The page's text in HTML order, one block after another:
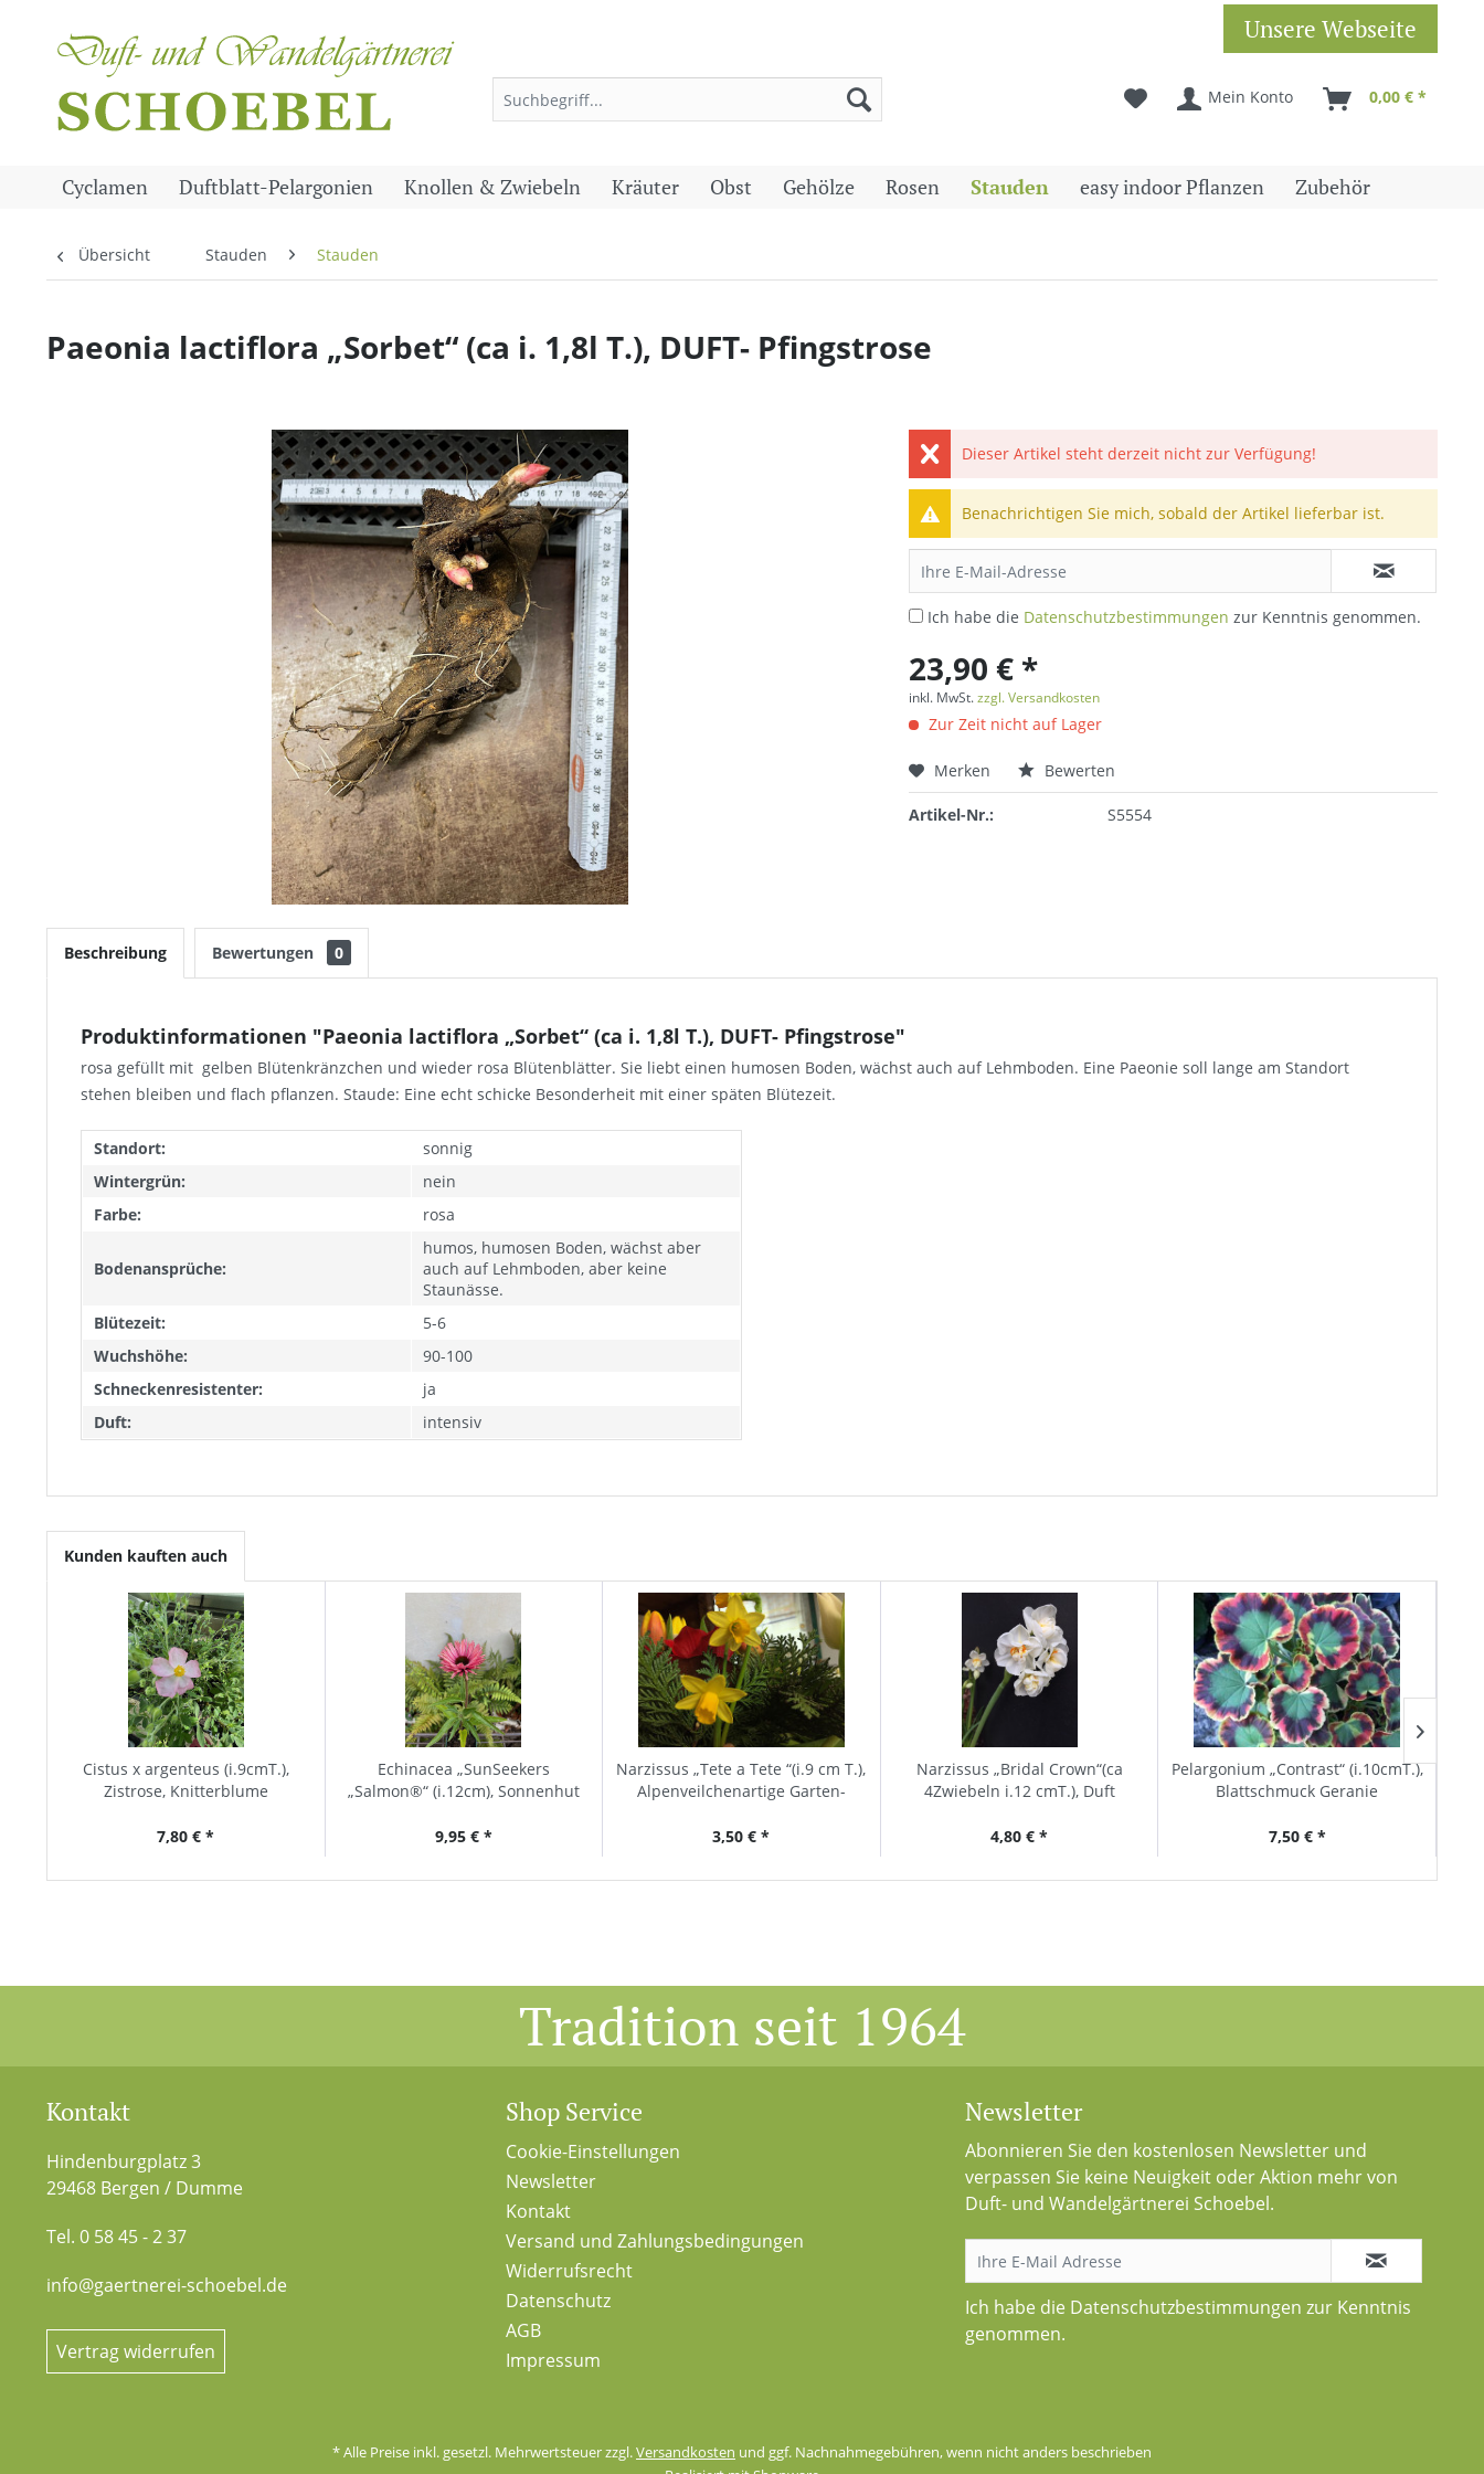
Unsere Webseite
Mein Konto 0,00 € *
Cyclamen Duftblatt-Pelargonien Knollen & Zwiebeln Kräuter Obst Gehölze Rosen Stauden easy indoor Pflanzen Zubehör
Übersicht Stauden Stauden
Paeonia lactiflora „Sorbet“ (ca i. 1,8l T.), DUFT- Pfingstrose
Dieser Artikel steht derzeit nicht zur Verfügung!
Benachrichtigen Sie mich, sobald der Artikel lieferbar ist.
Ich habe die Datenschutzbestimmungen zur Kenntnis genommen.
23,90 € *
inkl. MwSt.zzgl. Versandkosten
Zur Zeit nicht auf Lager
Merken Bewerten
Artikel-Nr.: S5554
Beschreibung Bewertungen 0
Produktinformationen "Paeonia lactiflora „Sorbet“ (ca i. 1,8l T.), DUFT- Pfingstrose"
rosa gefüllt mit gelben Blütenkränzchen und wieder rosa Blütenblätter. Sie liebt einen humosen Boden, wächst auch auf Lehmboden. Eine Paeonie soll lange am Standort
stehen bleiben und flach pflanzen. Staude: Eine echt schicke Besonderheit mit einer späten Blütezeit.
Standort:
sonnig
Wintergrün:
nein
Farbe:
rosa
Bodenansprüche:
humos, humosen Boden, wächst aber
auch auf Lehmboden, aber keine
Staunässe.
Blütezeit:
5-6
Wuchshöhe:
90-100
Schneckenresistenter:
ja
Duft:
intensiv
Kunden kauften auch
Cistus x argenteus (i.9cmT.),
Zistrose, Knitterblume
7,80 € *
Echinacea „SunSeekers
„Salmon®“ (i.12cm), Sonnenhut
9,95 € *
Narzissus „Tete a Tete “(i.9 cm T.),
Alpenveilchenartige Garten-
3,50 € *
Narzissus „Bridal Crown“(ca
4Zwiebeln i.12 cmT.), Duft
4,80 € *
Pelargonium „Contrast“ (i.10cmT.),
Blattschmuck Geranie
7,50 € *
Tradition seit 1964
Kontakt
Hindenburgplatz 3
29468 Bergen / Dumme
Tel. 0 58 45 - 2 37
info@gaertnerei-schoebel.de
Vertrag widerrufen
Shop Service
Cookie-Einstellungen
Newsletter
Kontakt
Versand und Zahlungsbedingungen
Widerrufsrecht
Datenschutz
AGB
Impressum
Newsletter
Abonnieren Sie den kostenlosen Newsletter und
verpassen Sie keine Neuigkeit oder Aktion mehr von
Duft- und Wandelgärtnerei Schoebel.
Ich habe die Datenschutzbestimmungen zur Kenntnis
genommen.
* Alle Preise inkl. gesetzl. Mehrwertsteuer zzgl.Versandkosten und ggf. Nachnahmegebühren, wenn nicht anders beschrieben